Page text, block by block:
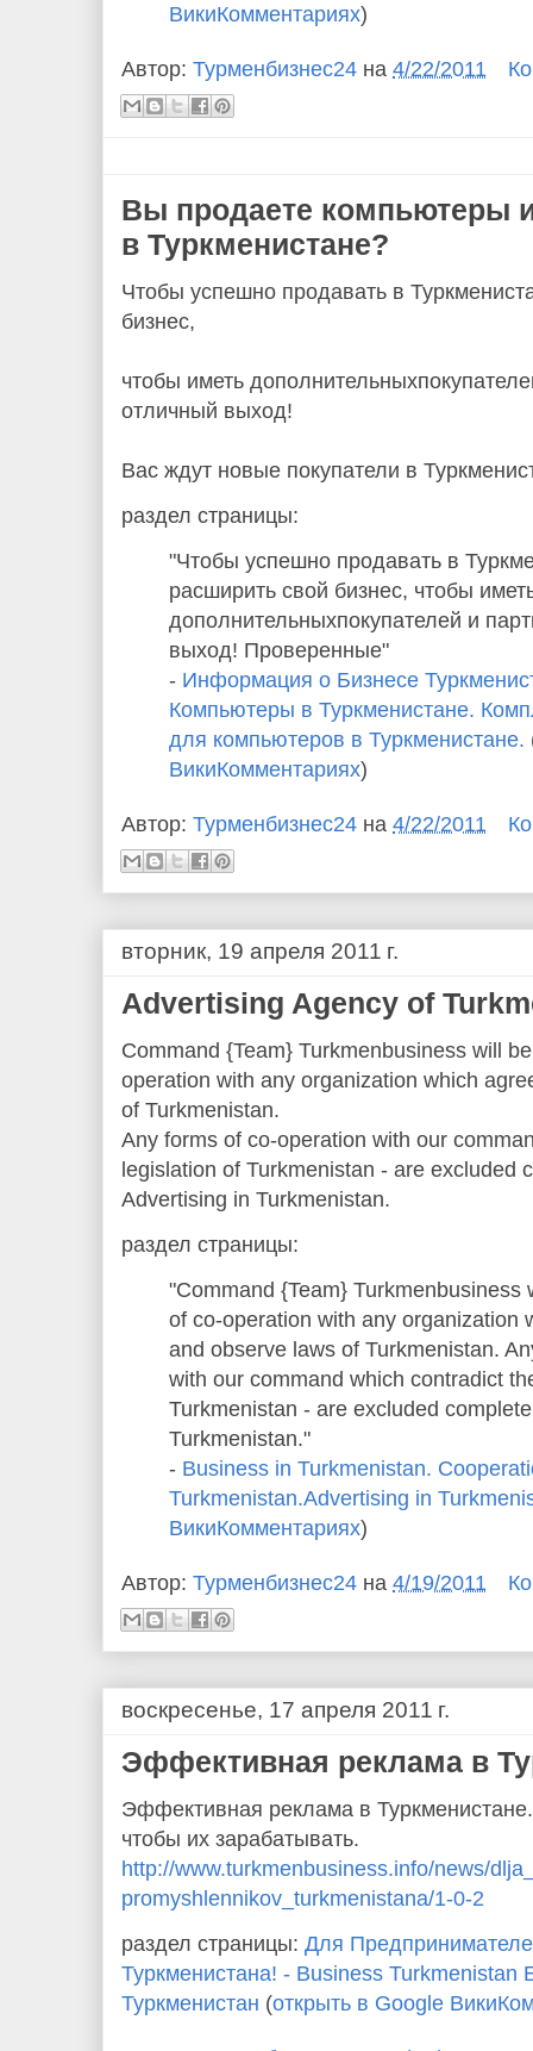
ВикиКомментариях)
Автор: Турменбизнес24 на 4/22/2011
Вы продаете компьютеры
в Туркменистане?
Чтобы успешно продавать в
бизнес,
чтобы иметь
отличный выход!
Вас ждут новые покупатели в
раздел страницы:
"Чтобы успешно продавать в
расширить свой бизнес, чтобы
дополнительныхпокупателей и
выход! Проверенные"
- Информация о Бизнесе
Компьютеры в Туркменистане.
для компьютеров в Туркменистане.
ВикиКомментариях)
Автор: Турменбизнес24 на 4/22/2011
вторник, 19 апреля 2011 г.
Advertising Agency of
Command {Team} Turkmenbusiness will
operation with any organization which
of Turkmenistan.
Any forms of co-operation with our
legislation of Turkmenistan - are excluded
Advertising in Turkmenistan.
раздел страницы:
"Command {Team} Turkmenbusiness
of co-operation with any organization
and observe laws of Turkmenistan.
with our command which contradict
Turkmenistan - are excluded
Turkmenistan."
- Business in Turkmenistan.
Turkmenistan.Advertising in
ВикиКомментариях)
Автор: Турменбизнес24 на 4/19/2011
воскресенье, 17 апреля 2011 г.
Эффективная реклама в
Эффективная реклама в Туркменистане.
чтобы их зарабатывать.
http://www.turkmenbusiness.info/news/
promyshlennikov_turkmenistana/1-0-2
раздел страницы: Для
Туркменистана! - Business Turkmenistan
Туркменистан (открыть в Google